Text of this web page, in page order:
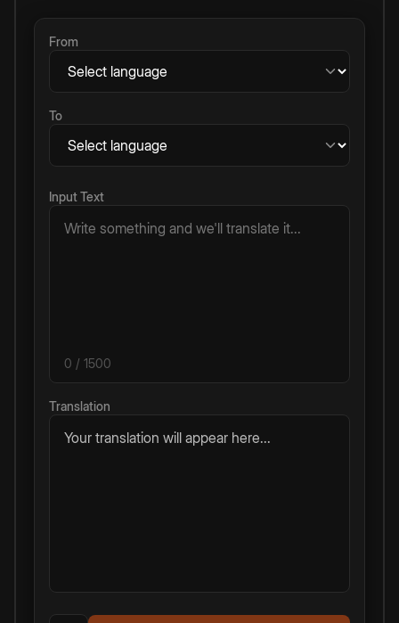
From
To
Input Text
0 / 1500
Translation
Your translation will appear here...